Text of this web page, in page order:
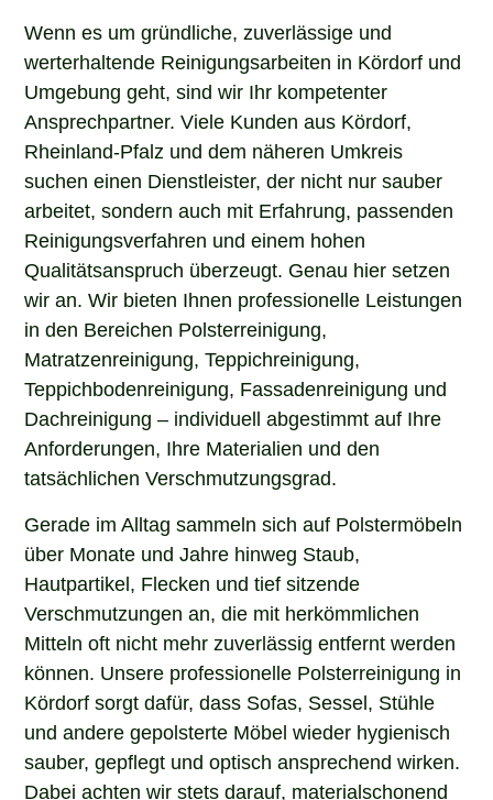
Wenn es um gründliche, zuverlässige und
werterhaltende Reinigungsarbeiten in Kördorf und
Umgebung geht, sind wir Ihr kompetenter
Ansprechpartner. Viele Kunden aus Kördorf,
Rheinland-Pfalz und dem näheren Umkreis
suchen einen Dienstleister, der nicht nur sauber
arbeitet, sondern auch mit Erfahrung, passenden
Reinigungsverfahren und einem hohen
Qualitätsanspruch überzeugt. Genau hier setzen
wir an. Wir bieten Ihnen professionelle Leistungen
in den Bereichen Polsterreinigung,
Matratzenreinigung, Teppichreinigung,
Teppichbodenreinigung, Fassadenreinigung und
Dachreinigung – individuell abgestimmt auf Ihre
Anforderungen, Ihre Materialien und den
tatsächlichen Verschmutzungsgrad.
Gerade im Alltag sammeln sich auf Polstermöbeln
über Monate und Jahre hinweg Staub,
Hautpartikel, Flecken und tief sitzende
Verschmutzungen an, die mit herkömmlichen
Mitteln oft nicht mehr zuverlässig entfernt werden
können. Unsere professionelle Polsterreinigung in
Kördorf sorgt dafür, dass Sofas, Sessel, Stühle
und andere gepolsterte Möbel wieder hygienisch
sauber, gepflegt und optisch ansprechend wirken.
Dabei achten wir stets darauf, materialschonend